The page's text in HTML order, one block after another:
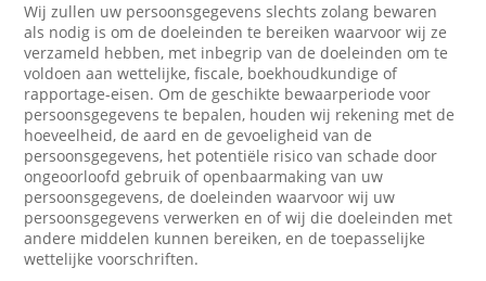
Wij zullen uw persoonsgegevens slechts zolang bewaren
als nodig is om de doeleinden te bereiken waarvoor wij ze
verzameld hebben, met inbegrip van de doeleinden om te
voldoen aan wettelijke, fiscale, boekhoudkundige of
rapportage-eisen. Om de geschikte bewaarperiode voor
persoonsgegevens te bepalen, houden wij rekening met de
hoeveelheid, de aard en de gevoeligheid van de
persoonsgegevens, het potentiële risico van schade door
ongeoorloofd gebruik of openbaarmaking van uw
persoonsgegevens, de doeleinden waarvoor wij uw
persoonsgegevens verwerken en of wij die doeleinden met
andere middelen kunnen bereiken, en de toepasselijke
wettelijke voorschriften.